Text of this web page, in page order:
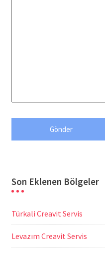
Son Eklenen Bölgeler
Türkali Creavit Servis
Levazım Creavit Servis